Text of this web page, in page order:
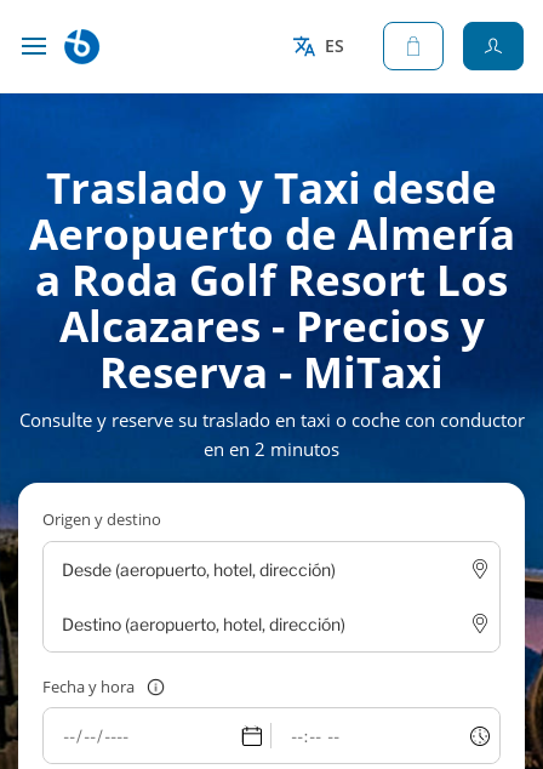
ES
Traslado y Taxi desde
Aeropuerto de Almería
a Roda Golf Resort Los
Alcazares - Precios y
Reserva - MiTaxi
Consulte y reserve su traslado en taxi o coche con conductor
en en 2 minutos
Origen y destino
Fecha y hora